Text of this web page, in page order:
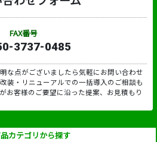
FAX番号
3737-0485
な点がございましたら気軽にお問い合わせ
装・リニューアルでの一括導入のご相談も
お客様のご要望に沿った提案、お見積もり
カテゴリから探す